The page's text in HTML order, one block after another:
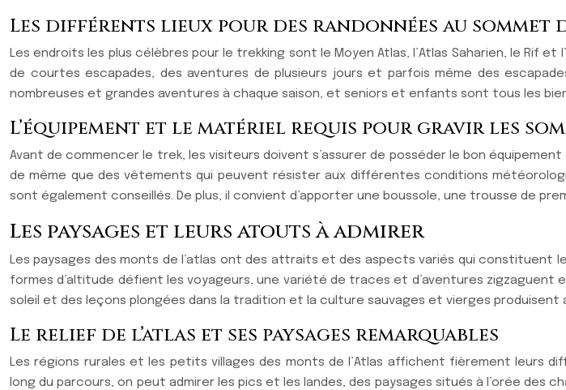
Les différents lieux pour des randonnées au sommet
Les endroits les plus célèbres pour le trekking sont le Moyen Atlas, l’Atlas Saharien, le
de courtes escapades, des aventures de plusieurs jours et parfois même des
nombreuses et grandes aventures à chaque saison, et seniors et enfants sont tous les
L’équipement et le matériel requis pour gravir les
Avant de commencer le trek, les visiteurs doivent s’assurer de posséder le bon
de même que des vêtements qui peuvent résister aux différentes conditions
sont également conseillés. De plus, il convient d’apporter une boussole, une trousse de
Les paysages et leurs atouts à admirer
Les paysages des monts de l’atlas ont des attraits et des aspects variés qui constituent
formes d’altitude défient les voyageurs, une variété de traces et d’aventures
soleil et des leçons plongées dans la tradition et la culture sauvages et vierges produisent
Le relief de l’atlas et ses paysages remarquables
Les régions rurales et les petits villages des monts de l’Atlas affichent fièrement leurs
long du parcours, on peut admirer les pics et les landes, des paysages situés à l’orée